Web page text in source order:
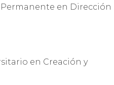
en Dirección
en Creación y